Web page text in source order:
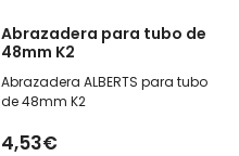
Abrazadera para tubo de
48mm K2
Abrazadera ALBERTS para tubo
de 48mm K2
4,53€